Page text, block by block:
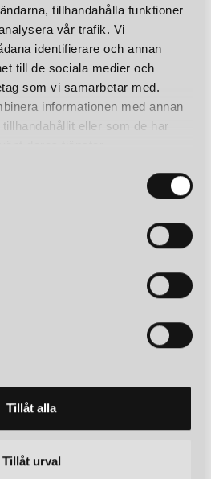
tillhandahålla funktioner
vår trafik. Vi
identifierare och annan
till de sociala medier och
som vi samarbetar med.
informationen med annan
eller som de har
Tillåt alla
Tillåt urval